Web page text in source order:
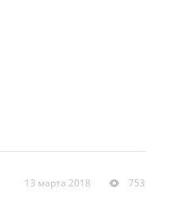
13 марта 2018 753